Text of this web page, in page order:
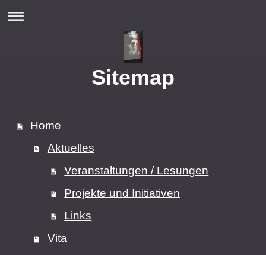
Sitemap
Home
Aktuelles
Veranstaltungen / Lesungen
Projekte und Initiativen
Links
Vita